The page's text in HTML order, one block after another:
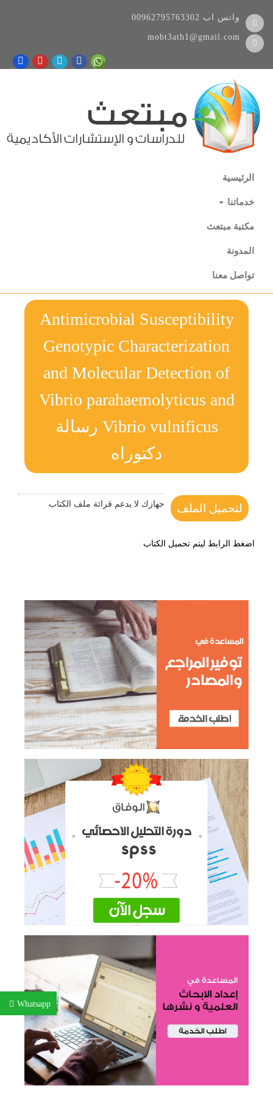
Whatsapp
00962795763302 واتس اب
mobt3ath1@gmail.com
الرئيسية
خدماتنا
مكتبة مبتعث
المدونة
تواصل معنا
Antimicrobial Susceptibility
Genotypic Characterization
and Molecular Detection of
Vibrio parahaemolyticus and
Vibrio vulnificus رسالة
دكتوراه
لتحميل الملف جهازك لا يدعم قرائة ملف الكتاب
اضغط الرابط ليتم تحميل الكتاب